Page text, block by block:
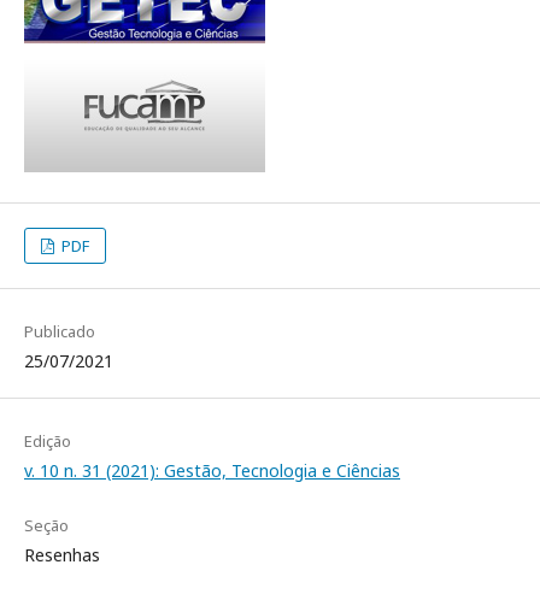
PDF
Publicado
25/07/2021
Edição
v. 10 n. 31 (2021): Gestão, Tecnologia e Ciências
Seção
Resenhas